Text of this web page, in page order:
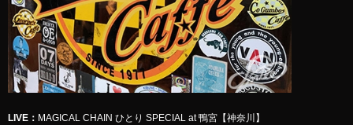
LIVE ： MAGICAL CHAIN ひとり SPECIAL at 鴨宮【神奈川】